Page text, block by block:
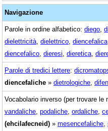
Navigazione
Parole in ordine alfabetico: diego
dielettricità dielettrico diencefalica
diencefalico dieresi dieretica
Parole di tredici lettere:
diencefaliche » dietrologiche
Vocabolario inverso (per trovare le
vandaliche podaliche ordaliche
(ehcilafecneid) » mesencefaliche